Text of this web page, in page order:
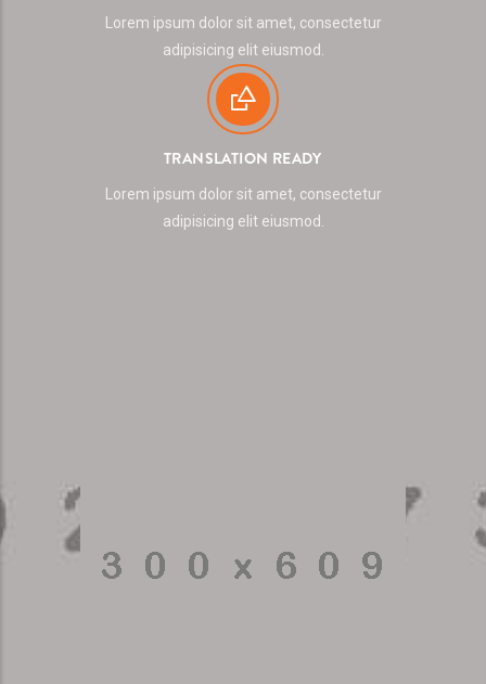
Lorem ipsum dolor sit amet, consectetur
adipisicing elit eiusmod.
TRANSLATION READY
Lorem ipsum dolor sit amet, consectetur
adipisicing elit eiusmod.